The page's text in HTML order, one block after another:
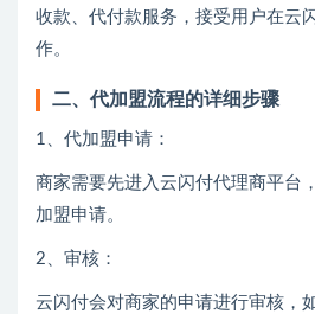
收款、代付款服务，接受用户在云
作。
二、代加盟流程的详细步骤
1、代加盟申请：
商家需要先进入云闪付代理商平台
加盟申请。
2、审核：
云闪付会对商家的申请进行审核，